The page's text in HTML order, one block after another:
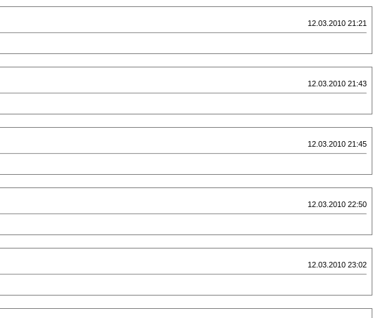
12.03.2010 21:21
12.03.2010 21:43
12.03.2010 21:45
12.03.2010 22:50
12.03.2010 23:02